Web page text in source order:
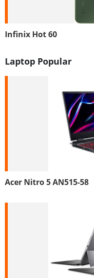
Infinix Hot 60
Laptop Popular
Acer Nitro 5 AN515-58